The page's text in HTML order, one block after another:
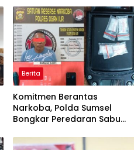
Berita
Komitmen Berantas
Narkoba, Polda Sumsel
Bongkar Peredaran Sabu
Residivis